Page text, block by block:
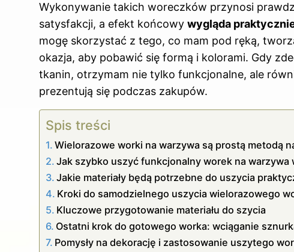
Wykonywanie takich woreczków przynosi
satysfakcji, a efekt końcowy wygląda
mogę skorzystać z tego, co mam pod ręką,
okazja, aby pobawić się formą i kolorami. Gdy
tkanin, otrzymam nie tylko funkcjonalne, ale
prezentują się podczas zakupów.
Spis treści
Wielorazowe worki na warzywa są prostą metodą
Jak szybko uszyć funkcjonalny worek na warzywa
Jakie materiały będą potrzebne do uszycia
Kroki do samodzielnego uszycia wielorazowego
Kluczowe przygotowanie materiału do szycia
Ostatni krok do gotowego worka: wciąganie
Pomysły na dekorację i zastosowanie uszytego